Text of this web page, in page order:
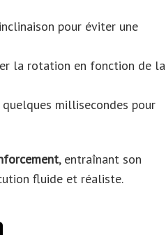
pour éviter une
la rotation en fonction de la
millisecondes pour
, entraînant son
fluide et réaliste.